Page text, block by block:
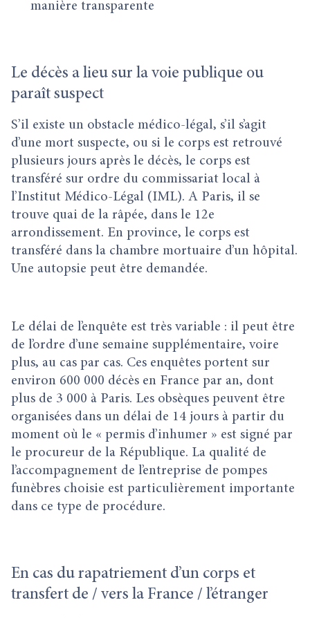
manière transparente
Le décès a lieu sur la voie publique ou
paraît suspect
S’il existe un obstacle médico-légal, s’il s’agit
d’une mort suspecte, ou si le corps est retrouvé
plusieurs jours après le décès, le corps est
transféré sur ordre du commissariat local à
l’Institut Médico-Légal (IML). A Paris, il se
trouve quai de la râpée, dans le 12e
arrondissement. En province, le corps est
transféré dans la chambre mortuaire d’un hôpital.
Une autopsie peut être demandée.
Le délai de l’enquête est très variable : il peut être
de l’ordre d’une semaine supplémentaire, voire
plus, au cas par cas. Ces enquêtes portent sur
environ 600 000 décès en France par an, dont
plus de 3 000 à Paris. Les obsèques peuvent être
organisées dans un délai de 14 jours à partir du
moment où le « permis d’inhumer » est signé par
le procureur de la République. La qualité de
l’accompagnement de l’entreprise de pompes
funèbres choisie est particulièrement importante
dans ce type de procédure.
En cas du rapatriement d’un corps et
transfert de / vers la France / l’étranger